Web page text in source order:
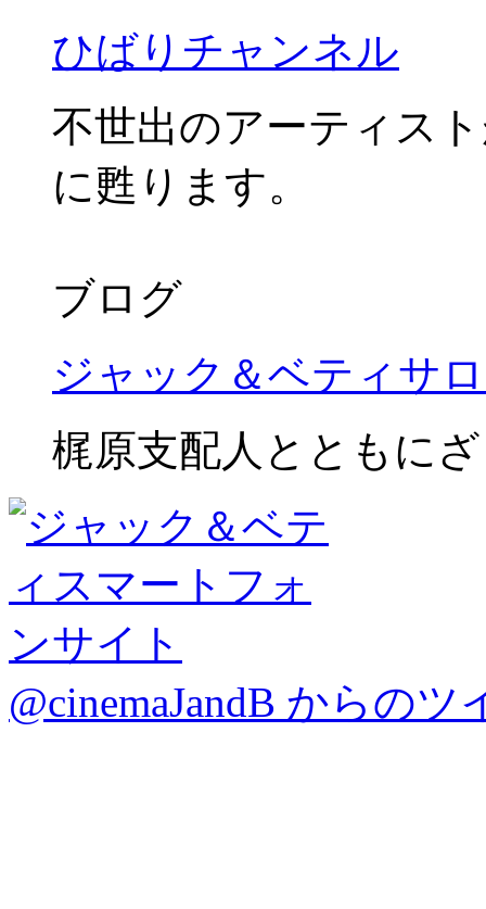
ひばりチャンネル
不世出のアーティス
に甦ります。
ブログ
ジャック＆ベティサ
梶原支配人とともに
@cinemaJandB からのツ